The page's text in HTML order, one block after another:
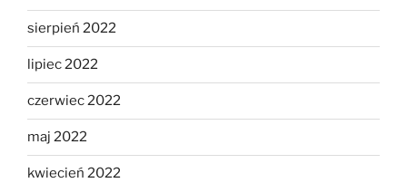
sierpień 2022
lipiec 2022
czerwiec 2022
maj 2022
kwiecień 2022